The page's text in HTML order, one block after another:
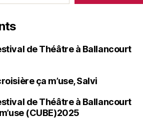
de Théâtre à Ballancourt
ça m’use, Salvi
de Théâtre à Ballancourt
(CUBE)2025